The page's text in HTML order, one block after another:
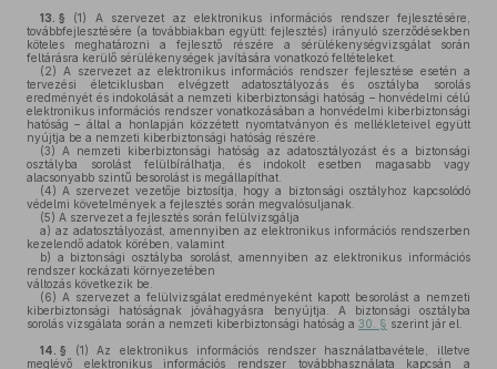
13. § (1)
A szervezet az elektronikus információs rendszer fejlesztésére,
továbbfejlesztésére (a továbbiakban együtt: fejlesztés) irányuló szerződésekben
köteles meghatározni a fejlesztő részére a sérülékenységvizsgálat során
feltárásra kerülő sérülékenységek javítására vonatkozó feltételeket.
(2) A szervezet az elektronikus információs rendszer fejlesztése esetén a
tervezési életciklusban elvégzett adatosztályozás és osztályba sorolás
eredményét és indokolását a nemzeti kiberbiztonsági hatóság – honvédelmi célú
elektronikus információs rendszer vonatkozásában a honvédelmi kiberbiztonsági
hatóság – által a honlapján közzétett nyomtatványon és mellékleteivel együtt
nyújtja be a nemzeti kiberbiztonsági hatóság részére.
(3) A nemzeti kiberbiztonsági hatóság az adatosztályozást és a biztonsági
osztályba sorolást felülbírálhatja, és indokolt esetben magasabb vagy
alacsonyabb szintű besorolást is megállapíthat.
(4) A szervezet vezetője biztosítja, hogy a biztonsági osztályhoz kapcsolódó
védelmi követelmények a fejlesztés során megvalósuljanak.
(5) A szervezet a fejlesztés során felülvizsgálja
a) az adatosztályozást, amennyiben az elektronikus információs rendszerben
kezelendő adatok körében, valamint
b) a biztonsági osztályba sorolást, amennyiben az elektronikus információs
rendszer kockázati környezetében
változás következik be.
(6) A szervezet a felülvizsgálat eredményeként kapott besorolást a nemzeti
kiberbiztonsági hatóságnak jóváhagyásra benyújtja. A biztonsági osztályba
sorolás vizsgálata során a nemzeti kiberbiztonsági hatóság a 30. § szerint jár el.
14. § (1) Az elektronikus információs rendszer használatbavétele, illetve
meglévő elektronikus információs rendszer továbbhasználata kapcsán a